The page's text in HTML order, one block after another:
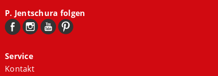
P. Jentschura folgen
Service
Kontakt